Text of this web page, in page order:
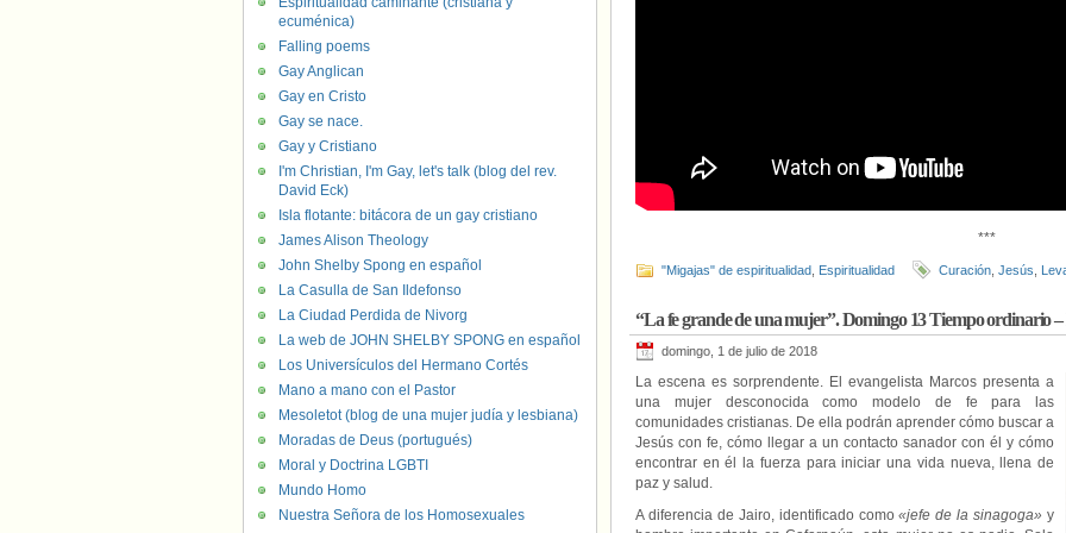
***
"Migajas" de espiritualidad Espiritualidad Curación Jesús
“La fe grande de una mujer”. Domingo 13 Tiempo ordinario –
domingo, 1 de julio de 2018
La escena es sorprendente. El evangelista Marcos presenta a
una mujer desconocida como modelo de fe para las
comunidades cristianas. De ella podrán aprender cómo buscar a
Jesús con fe, cómo llegar a un contacto sanador con él y cómo
encontrar en él la fuerza para iniciar una vida nueva, llena de
paz y salud.
A diferencia de Jairo, identificado como«jefe de la sinagoga» y
ecuménica)
Falling poems
Gay Anglican
Gay en Cristo
Gay se nace.
Gay y Cristiano
I'm Christian, I'm Gay, let's talk (blog del rev.
David Eck)
Isla flotante: bitácora de un gay cristiano
James Alison Theology
John Shelby Spong en español
La Casulla de San Ildefonso
La Ciudad Perdida de Nivorg
La web de JOHN SHELBY SPONG en español
Los Universículos del Hermano Cortés
Mano a mano con el Pastor
Mesoletot (blog de una mujer judía y lesbiana)
Moradas de Deus (portugués)
Moral y Doctrina LGBTI
Mundo Homo
Nuestra Señora de los Homosexuales